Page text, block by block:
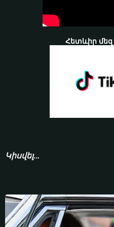
Հետևիր մեզ
Կիսվել...